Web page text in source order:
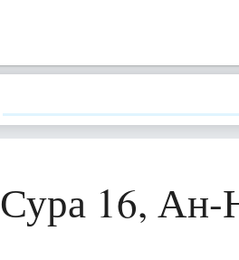
Сура 16,